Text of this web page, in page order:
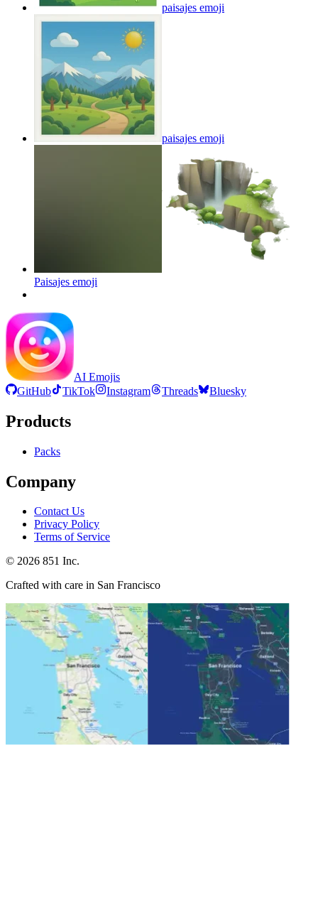
paisajes emoji
paisajes emoji
Paisajes emoji
AI Emojis
GitHub
TikTok Instagram Threads Bluesky
Products
Packs
Company
Contact Us
Privacy Policy
Terms of Service
© 2026 851 Inc.
Crafted with care in San Francisco